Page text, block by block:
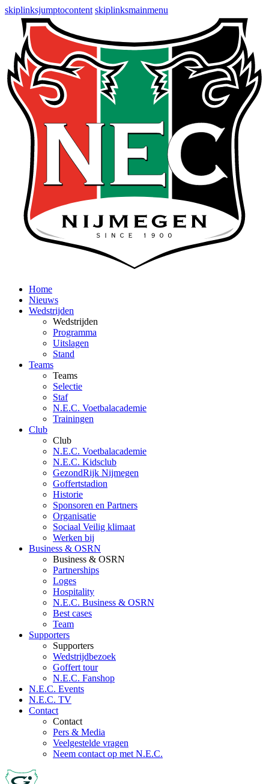
skiplinksjumptocontent skiplinksmainmenu
Home
Nieuws
Wedstrijden
Wedstrijden
Programma
Uitslagen
Stand
Teams
Teams
Selectie
Staf
N.E.C. Voetbalacademie
Trainingen
Club
Club
N.E.C. Voetbalacademie
N.E.C. Kidsclub
GezondRijk Nijmegen
Goffertstadion
Historie
Sponsoren en Partners
Organisatie
Sociaal Veilig klimaat
Werken bij
Business & OSRN
Business & OSRN
Partnerships
Loges
Hospitality
N.E.C. Business & OSRN
Best cases
Team
Supporters
Supporters
Wedstrijdbezoek
Goffert tour
N.E.C. Fanshop
N.E.C. Events
N.E.C. TV
Contact
Contact
Pers & Media
Veelgestelde vragen
Neem contact op met N.E.C.